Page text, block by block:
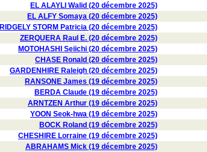
EL ALAYLI Walid (20 décembre 2025)
EL ALFY Somaya (20 décembre 2025)
RIDGELY STORM Patricia (20 décembre 2025)
ZERQUERA Raul E. (20 décembre 2025)
MOTOHASHI Seiichi (20 décembre 2025)
CHASE Ronald (20 décembre 2025)
GARDENHIRE Raleigh (20 décembre 2025)
RANSONE James (19 décembre 2025)
BERDA Claude (19 décembre 2025)
ARNTZEN Arthur (19 décembre 2025)
YOON Seok-hwa (19 décembre 2025)
BOCK Roland (19 décembre 2025)
CHESHIRE Lorraine (19 décembre 2025)
ABRAHAMS Mick (19 décembre 2025)